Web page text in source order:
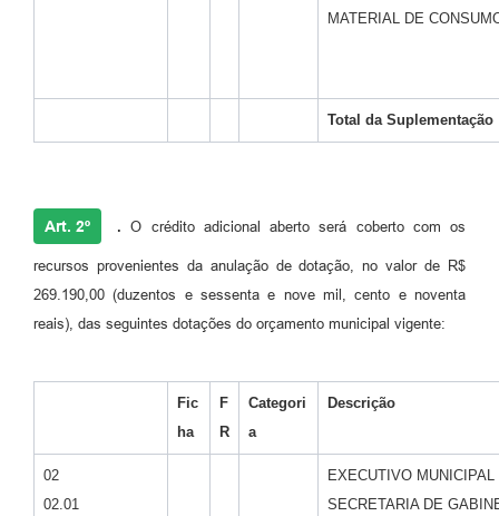
MATERIAL DE
Total da Suplementação
Art. 2º .O crédito adicional aberto será coberto com os
recursos provenientes da anulação de dotação, no valor de R$
269.190,00 (duzentos e sessenta e nove mil, cento e noventa
reais), das seguintes dotações do orçamento municipal vigente:
Fic
ha
F
R
Categori
a
Descrição
02
02.01
EXECUTIVO MUNICIPAL
SECRETARIA DE